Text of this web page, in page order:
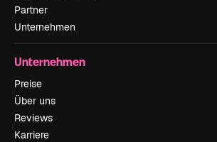
Partner
Unternehmen
Unternehmen
Preise
Über uns
Reviews
Karriere